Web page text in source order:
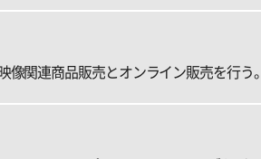
関連商品販売とオンライン販売を行う。